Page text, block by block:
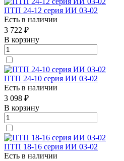
ПТП 24-12 серия ИИ 03-02
Есть в наличии
3 722 ₽
В корзину
ПТП 24-10 серия ИИ 03-02
Есть в наличии
3 098 ₽
В корзину
ПТП 18-16 серия ИИ 03-02
Есть в наличии